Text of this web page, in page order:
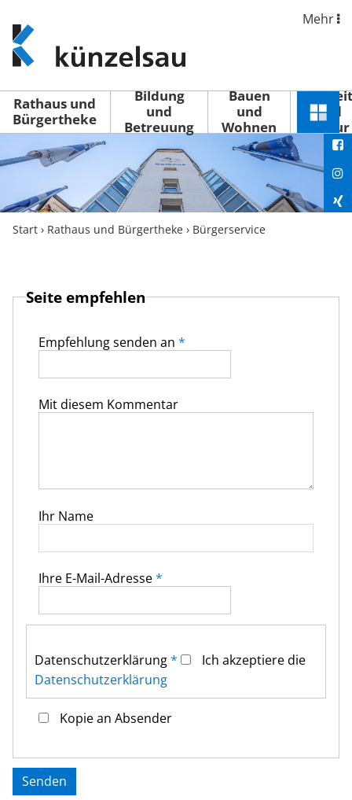
www.kuenzelsau.de
(zur
Startseite)
Mehr
Rathaus und
Bürgertheke
Bildung
und
Betreuung
Bauen
und
Wohnen
Freizeit
und
Kultur
Menü
Start › Rathaus und Bürgertheke › Bürgerservice
Seite empfehlen
Empfehlung senden an *
Mit diesem Kommentar
Ihr Name
Ihre E-Mail-Adresse*
Datenschutz­erklärung*
Ich akzeptiere die
Datenschutz­erklärung
Kopie an Absender